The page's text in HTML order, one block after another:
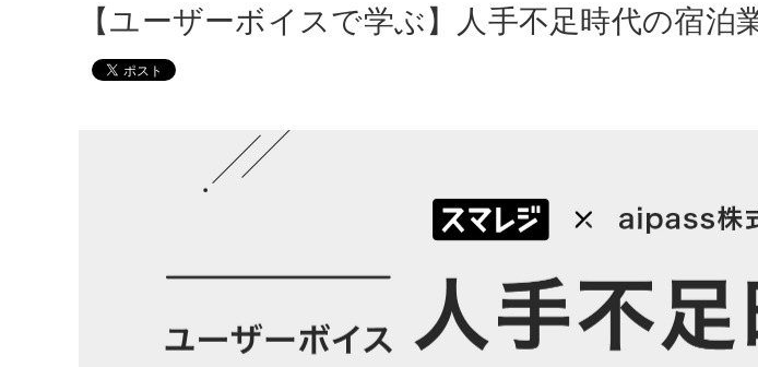
キャッシュレス決済
券売機・食券機
税率変更対応
拡張機能・
スマレジAPI
サポート機能
顧客管理
複数店舗管
本部管理
小売店向け
プレミアムプラス
リテールビジネス
飲食店で使う
美容室・エステで使う イベント・催事で使う 官公庁・
クラウド型POSの特長とは
圧倒的な高機能 安心・安全のサービス保証 アフターサ
イベント・催事
百貨店・ショ
ル
恵比寿ショールーム
福岡ショールーム 沖縄ショールーム
【ユーザーボイスで学ぶ】人手不足時代の宿泊